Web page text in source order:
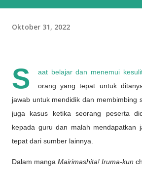
Oktober 31, 2022
S
aat belajar dan menemui
orang yang tepat untuk
jawab untuk mendidik dan membimbing
juga kasus ketika seorang peserta
kepada guru dan malah mendapatkan
tepat dari sumber lainnya.
Dalam manga Mairimashita! Iruma-kun